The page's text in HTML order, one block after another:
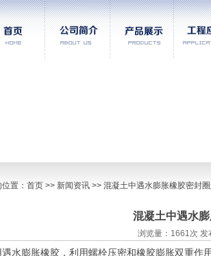
置： 首页 >> 新闻资讯 >> 混凝土中遇水膨胀橡胶密封
混凝土中遇水
浏览量：1661次
水膨胀橡胶，利用螺栓压密和橡胶膨胀双重作